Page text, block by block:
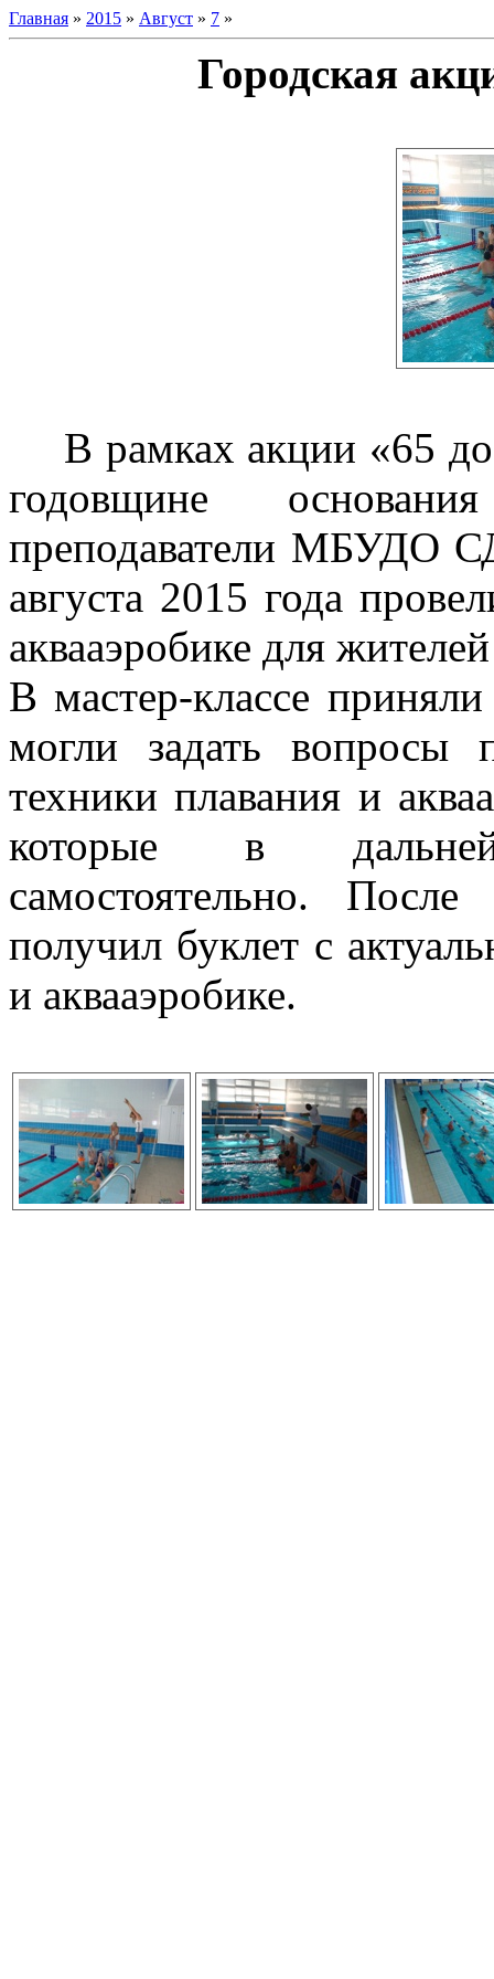
Главная » 2015 » Август » 7 »
Городская
В рамках акции «65
годовщине
преподаватели МБУДО
августа 2015 года
аквааэробике для
В мастер-классе
могли задать вопросы
техники плавания и
которые в
самостоятельно.
получил буклет с
и аквааэробике.